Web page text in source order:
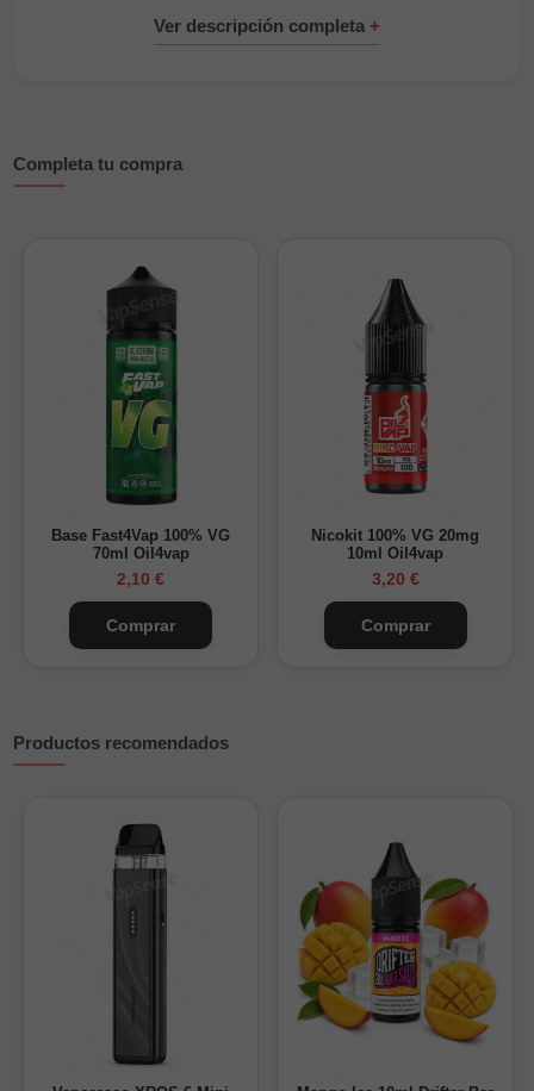
longfill frutales, esta opción premium es
Características principales
Marca: Wailani Juice by Bombo
Sin nicotina, añadir base y/o nicotina si se desea
Dilución recomendada: 25%
Maceración: 15 días
Tapón de seguridad a prueba de niños
¿Cómo preparar tu Longfill?
¿Cuánta nicotina tendrá tu Longfill 30ml?
Nikokits añadidos + Base Nicotina final
(mg/ml resultado)
0 mg/ml
6 mg/ml
Completa tu compra
Base Fast4Vap 100% VG
70ml Oil4vap
2,10 €
Comprar
Nicokit 100% VG 20mg
10ml Oil4vap
3,20 €
Comprar
Productos recomendados